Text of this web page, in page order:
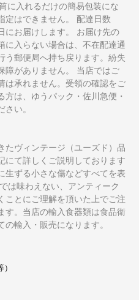
に入れるだけの簡易包装にな
定はできません。 配達日数
にお届けします。 お届け先の
に入らない場合は、不在配達通
う郵便局へ持ち戻ります。紛失
障がありません。 当店ではご
は承れません。受領の確認をご
は、ゆうパック・佐川急便・
い。
たヴィンテージ（ユーズド）品
にて詳しくご説明しております
生ずる小さな傷などすべてを表
は味わえない、アンティーク
ことにご理解を頂いた上でご注
す。当店の輸入食器類は食品衛
輸入・販売になります。